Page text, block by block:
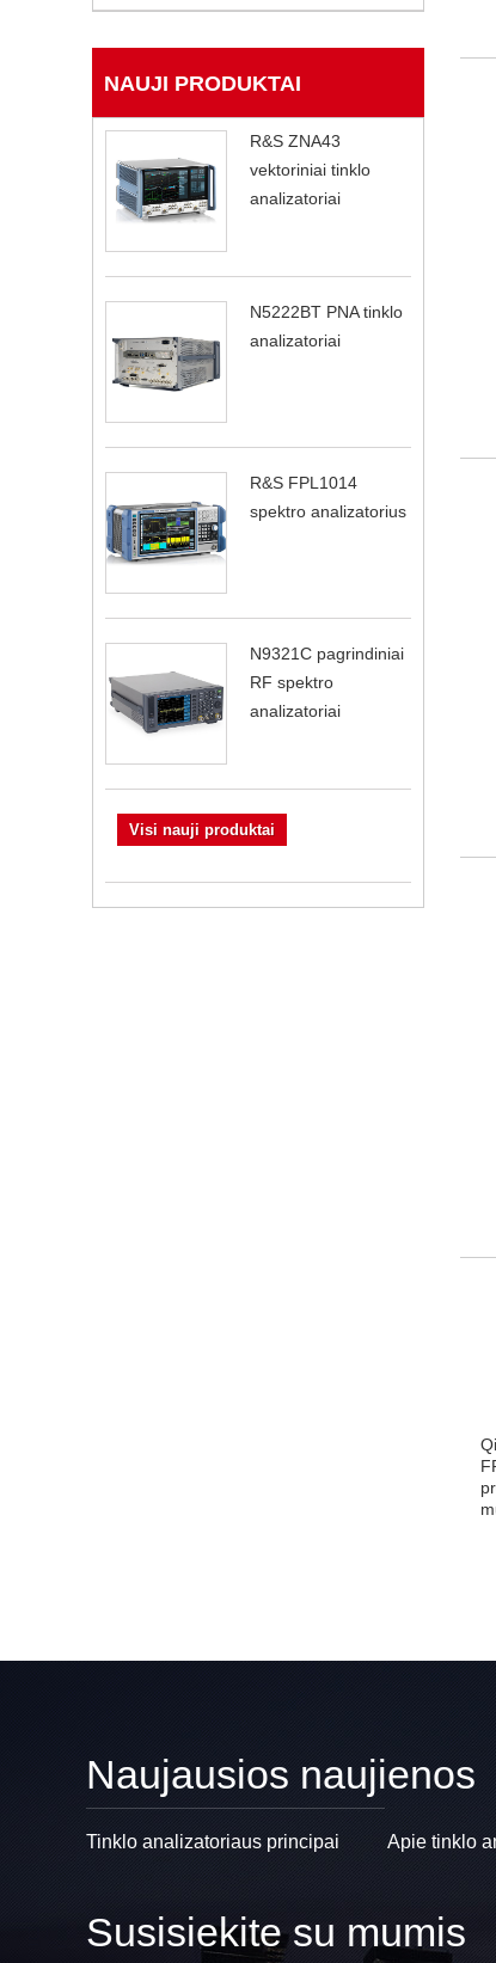
NAUJI PRODUKTAI
R&S ZNA43
vektoriniai tinklo
analizatoriai
N5222BT PNA tinklo
analizatoriai
R&S FPL1014
spektro analizatorius
N9321C pagrindiniai
RF spektro
analizatoriai
Visi nauji produktai
Naujausios naujienos
Tinklo analizatoriaus principai Apie tinklo
Susisiekite su mumis